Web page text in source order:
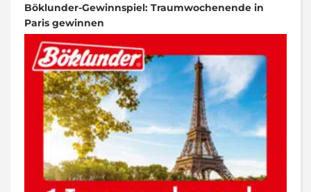
Böklunder-Gewinnspiel: Traumwochenende in
Paris gewinnen